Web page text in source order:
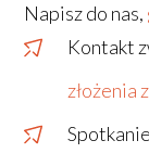
Napisz do nas,
Kontakt
złożenia